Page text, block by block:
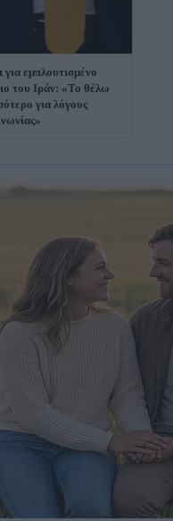
εμπλουτισμένο
του Ιράν: «Το θέλω
για λόγους